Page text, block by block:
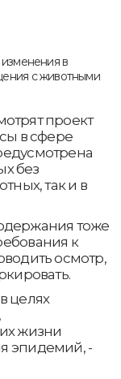
проект
в сфере
без
так и в
тоже
к
осмотр,
целях
жизни
эпидемий, -